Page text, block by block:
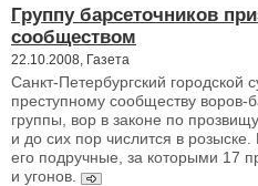
Группу барсеточников
сообществом
22.10.2008, Газета
Санкт-Петербургский городской
преступному сообществу воров-
группы, вор в законе по
и до сих пор числится в
его подручные, за которыми 17
и угонов.